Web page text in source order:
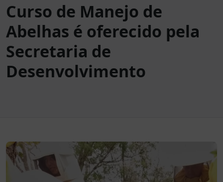
Curso de Manejo de
Abelhas é oferecido pela
Secretaria de
Desenvolvimento